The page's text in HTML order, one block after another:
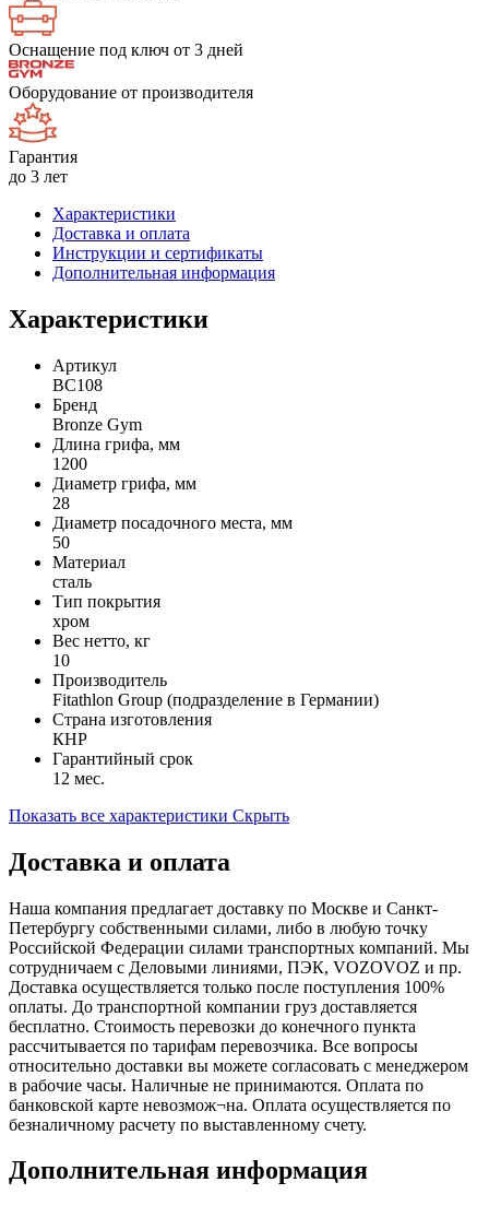
Оснащение под ключ от 3 дней
Оборудование от производителя
Гарантия
до 3 лет
Характеристики
Доставка и оплата
Инструкции и сертификаты
Дополнительная информация
Характеристики
Артикул
BC108
Бренд
Bronze Gym
Длина грифа, мм
1200
Диаметр грифа, мм
28
Диаметр посадочного места, мм
50
Материал
сталь
Тип покрытия
хром
Вес нетто, кг
10
Производитель
Fitathlon Group (подразделение в Германии)
Страна изготовления
КНР
Гарантийный срок
12 мес.
Показать все характеристики Скрыть
Доставка и оплата
Наша компания предлагает доставку по Москве и Санкт-
Петербургу собственными силами, либо в любую точку
Российской Федерации силами транспортных компаний. Мы
сотрудничаем с Деловыми линиями, ПЭК, VOZOVOZ и пр.
Доставка осуществляется только после поступления 100%
оплаты. До транспортной компании груз доставляется
бесплатно. Стоимость перевозки до конечного пункта
рассчитывается по тарифам перевозчика. Все вопросы
относительно доставки вы можете согласовать с менеджером
в рабочие часы. Наличные не принимаются. Оплата по
банковской карте невозмож¬на. Оплата осуществляется по
безналичному расчету по выставленному счету.
Дополнительная информация